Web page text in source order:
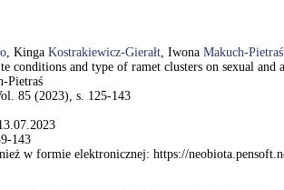
, Kinga Kostrakiewicz-Gierałt, Iwona Makuch-Pietraś
conditions and type of ramet clusters on sexual
Pietraś
85 (2023), s. 125-143
143
w formie elektronicznej: https://